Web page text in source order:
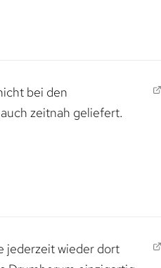
bei den
zeitnah geliefert.
jederzeit wieder dort